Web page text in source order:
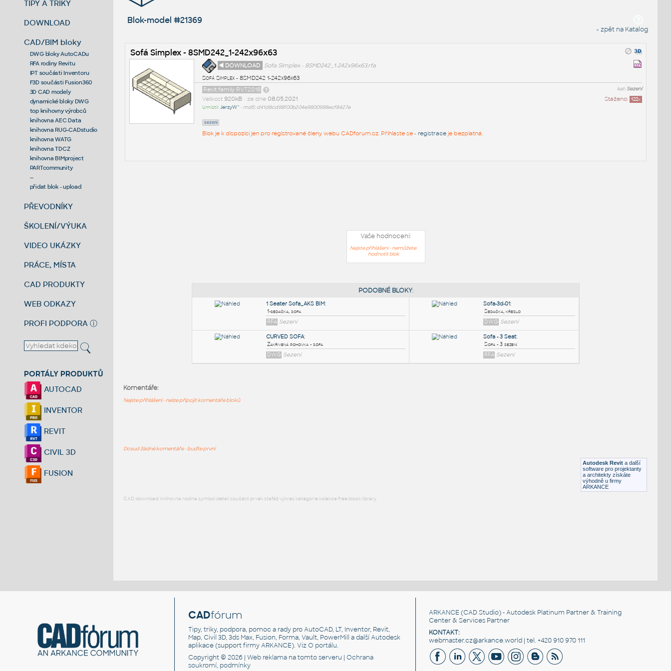
TIPY A TRIKY
DOWNLOAD
CAD/BIM bloky
DWG bloky AutoCADu
RFA rodiny Revitu
IPT součásti Inventoru
F3D součásti Fusion360
3D CAD modely
dynamické bloky DWG
top knihovny výrobců
knihovna AEC Data
knihovna RUG-CADstudio
knihovna WATG
knihovna TDCZ
knihovna BIMproject
PARTcommunity
--
přidat blok - upload
PŘEVODNÍKY
ŠKOLENÍ/VÝUKA
VIDEO UKÁZKY
PRÁCE, MÍSTA
CAD PRODUKTY
WEB ODKAZY
PROFI PODPORA ⓘ
PORTÁLY PRODUKTŮ
AUTOCAD
INVENTOR
REVIT
CIVIL 3D
FUSION
Blok-model #21369
« zpět na Katalog
Sofá Simplex - 8SMD242_1-242x96x63
◄ DOWNLOAD
Sofa Simplex - 8SMD242_1-242x96x63.rfa
Sofá Simplex - 8SMD242 1-242x96x63
kat:Sezení
Revit family RVT2018
Staženo: 122x
Velikost 920kB• ze dne 08.05.2021
Umístil:JerzyW^ • md5: d41d8cd98f00b204e9800998ecf8427e
sezeni
Blok je k dispozici jen pro registrované členy webu CADforum.cz. Přihlaste se - registraceje bezplatná.
Vaše hodnocení:
Nejste přihlášeni - nemůžete
hodnotit blok
RFA Sezení
Autodesk Revit a další
software pro projektanty
a architekty získáte
výhodně u firmy
ARKANCE
Komentáře:
Nejste přihlášeni - nelze připojit komentáře bloků
Dosud žádné komentáře - buďte první
CAD download: knihovna rodina symbol detail součást prvek stafáž výkres kategorie kolekce free block library
CADfórum
Tipy, triky, podpora, pomoc a rady pro AutoCAD, LT, Inventor, Revit,
Map, Civil 3D, 3ds Max, Fusion, Forma, Vault, PowerMill a další Autodesk
aplikace (support firmy ARKANCE). VizO portálu.
Copyright © 2026 |Web reklama na tomto serveru |Ochrana
soukromí, podmínky
ARKANCE (CAD Studio) - Autodesk Platinum Partner & Training
Center & Services Partner
KONTAKT:
webmaster.cz@arkance.world | tel. +420 910 970 111